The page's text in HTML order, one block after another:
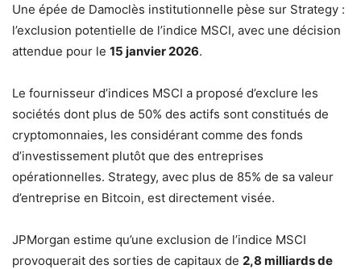
Une épée de Damoclès institutionnelle pèse sur Strategy :
l’exclusion potentielle de l’indice MSCI, avec une décision
attendue pour le 15 janvier 2026.
Le fournisseur d’indices MSCI a proposé d’exclure les
sociétés dont plus de 50% des actifs sont constitués de
cryptomonnaies, les considérant comme des fonds
d’investissement plutôt que des entreprises
opérationnelles. Strategy, avec plus de 85% de sa valeur
d’entreprise en Bitcoin, est directement visée.
JPMorgan estime qu’une exclusion de l’indice MSCI
provoquerait des sorties de capitaux de 2,8 milliards de